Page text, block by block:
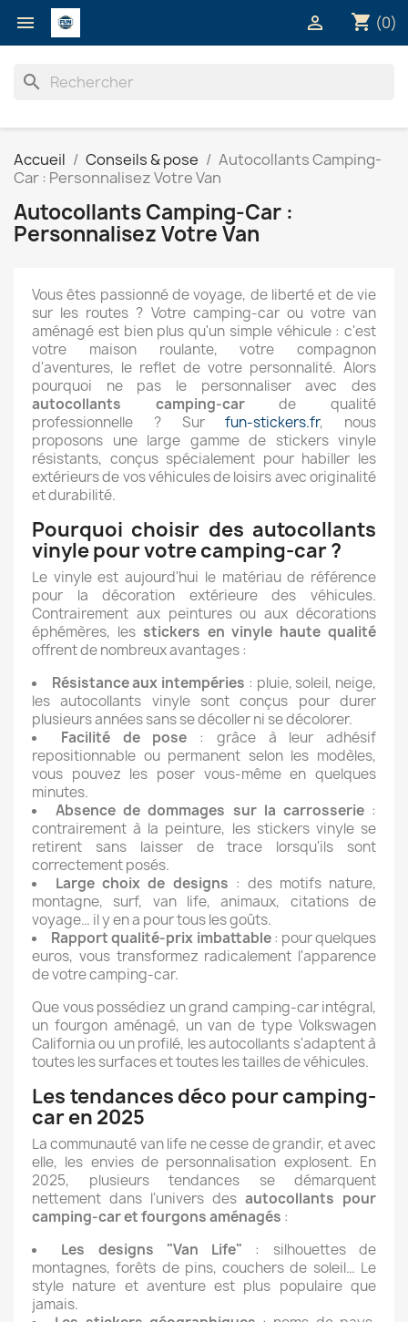
 shopping_cart (0)

search
Accueil Conseils & pose
Autocollants Camping-
Car : Personnalisez Votre Van
Autocollants Camping-Car :
Personnalisez Votre Van
Vous êtes passionné de voyage, de liberté et de vie
sur les routes ? Votre camping-car ou votre van
aménagé est bien plus qu'un simple véhicule : c'est
votre maison roulante, votre compagnon
d'aventures, le reflet de votre personnalité. Alors
pourquoi ne pas le personnaliser avec des
autocollants camping-carde qualité
professionnelle ? Surfun-stickers.fr, nous
proposons une large gamme de stickers vinyle
résistants, conçus spécialement pour habiller les
extérieurs de vos véhicules de loisirs avec originalité
et durabilité.
Pourquoi choisir des autocollants
vinyle pour votre camping-car ?
Le vinyle est aujourd'hui le matériau de référence
pour la décoration extérieure des véhicules.
Contrairement aux peintures ou aux décorations
éphémères, les stickers en vinyle haute qualité
offrent de nombreux avantages :
Résistance aux intempéries : pluie, soleil, neige,
les autocollants vinyle sont conçus pour durer
plusieurs années sans se décoller ni se décolorer.
Facilité de pose : grâce à leur adhésif
repositionnable ou permanent selon les modèles,
vous pouvez les poser vous-même en quelques
minutes.
Absence de dommages sur la carrosserie:
contrairement à la peinture, les stickers vinyle se
retirent sans laisser de trace lorsqu'ils sont
correctement posés.
Large choix de designs : des motifs nature,
montagne, surf, van life, animaux, citations de
voyage… il y en a pour tous les goûts.
Rapport qualité-prix imbattable: pour quelques
euros, vous transformez radicalement l'apparence
de votre camping-car.
Que vous possédiez un grand camping-car intégral,
un fourgon aménagé, un van de type Volkswagen
California ou un profilé, les autocollants s'adaptent à
toutes les surfaces et toutes les tailles de véhicules.
Les tendances déco pour camping-
car en 2025
La communauté van life ne cesse de grandir, et avec
elle, les envies de personnalisation explosent. En
2025, plusieurs tendances se démarquent
nettement dans l'univers des autocollants pour
camping-car et fourgons aménagés :
Les designs "Van Life" : silhouettes de
montagnes, forêts de pins, couchers de soleil… Le
style nature et aventure est plus populaire que
jamais.